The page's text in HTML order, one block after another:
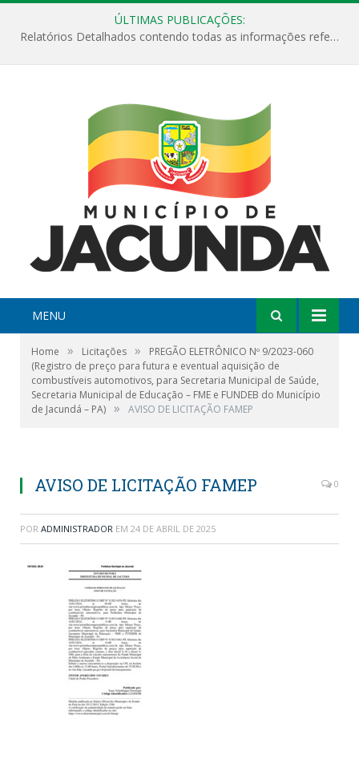
ÚLTIMAS PUBLICAÇÕES:
Relatórios Detalhados contendo todas as informações referentes a execução de recursos destinados ao fomento de projetos culturais no Município de Jacundá entre os anos de 2022 ao presente ano de 2026.
MENU
Home » Licitações »
PREGÃO ELETRÔNICO Nº 9/2023-060
(Registro de preço para futura e eventual aquisição de
combustíveis automotivos, para Secretaria Municipal de Saúde,
Secretaria Municipal de Educação – FME e FUNDEB do Município
de Jacundá – PA) » AVISO DE LICITAÇÃO FAMEP
AVISO DE LICITAÇÃO FAMEP 0
POR ADMINISTRADOR EM 24 DE ABRIL DE 2025